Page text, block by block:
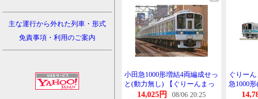
主な運行から外れた列車・形式
免責事項・利用のご案内
小田急1000形増結4両編成せっ
と(動力無し) 【ぐりーんまっ
くす・30509】
14,025円 08/06 20:25
ぐりー
急1000
どまー